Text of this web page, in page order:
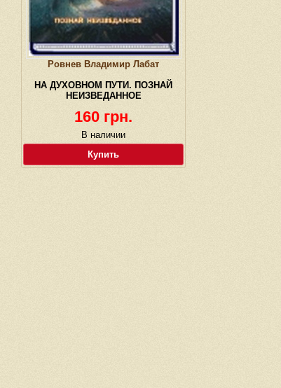
Ровнев Владимир Лабат
НА ДУХОВНОМ ПУТИ. ПОЗНАЙ
НЕИЗВЕДАННОЕ
160 грн.
В наличии
Купить